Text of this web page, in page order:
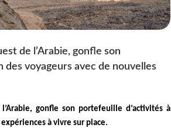
de l’Arabie, gonfle son
voyageurs avec de nouvelles
gonfle son portefeuille d’activités à
à vivre sur place.